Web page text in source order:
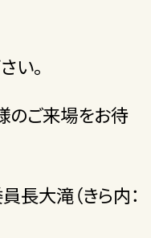
い。
のご来場をお待
長大滝（きら内：